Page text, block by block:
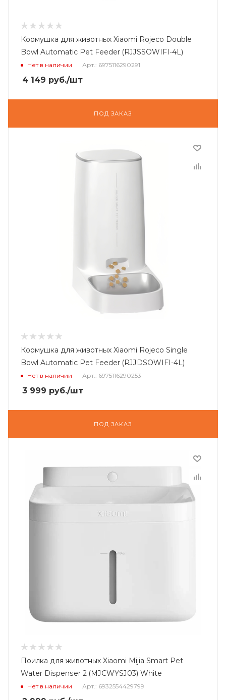
Кормушка для животных Xiaomi Rojeco Double
Bowl Automatic Pet Feeder (RJJSSOWIFI-4L)
Нет в наличии Арт.: 6975116290291
4 149 руб./шт
ПОД ЗАКАЗ
Кормушка для животных Xiaomi Rojeco Single
Bowl Automatic Pet Feeder (RJJDSOWIFI-4L)
Нет в наличии Арт.: 6975116290253
3 999 руб./шт
ПОД ЗАКАЗ
Поилка для животных Xiaomi Mijia Smart Pet
Water Dispenser 2 (MJCWYSJ03) White
Нет в наличии Арт.: 6932554429799